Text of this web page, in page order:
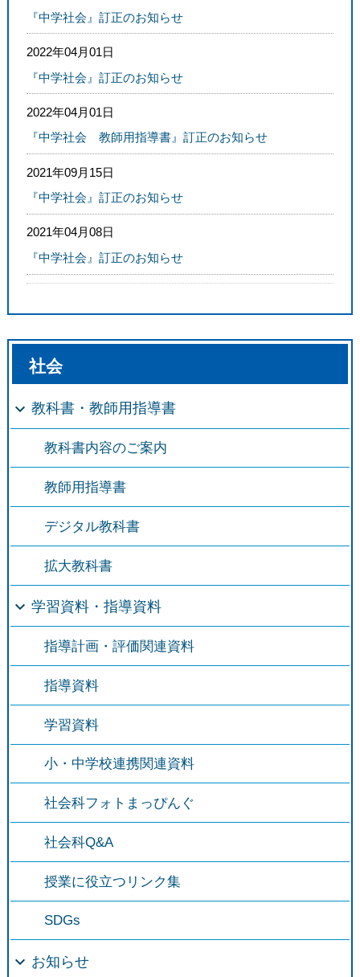
『中学社会』訂正のお知らせ
2022年04月01日
『中学社会』訂正のお知らせ
2022年04月01日
『中学社会 教師用指導書』訂正のお知らせ
2021年09月15日
『中学社会』訂正のお知らせ
2021年04月08日
『中学社会』訂正のお知らせ
社会
教科書・教師用指導書
教科書内容のご案内
教師用指導書
デジタル教科書
拡大教科書
学習資料・指導資料
指導計画・評価関連資料
指導資料
学習資料
小・中学校連携関連資料
社会科フォトまっぴんぐ
社会科Q&A
授業に役立つリンク集
SDGs
お知らせ